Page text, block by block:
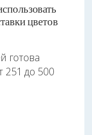
цветов
готова
251 до 500